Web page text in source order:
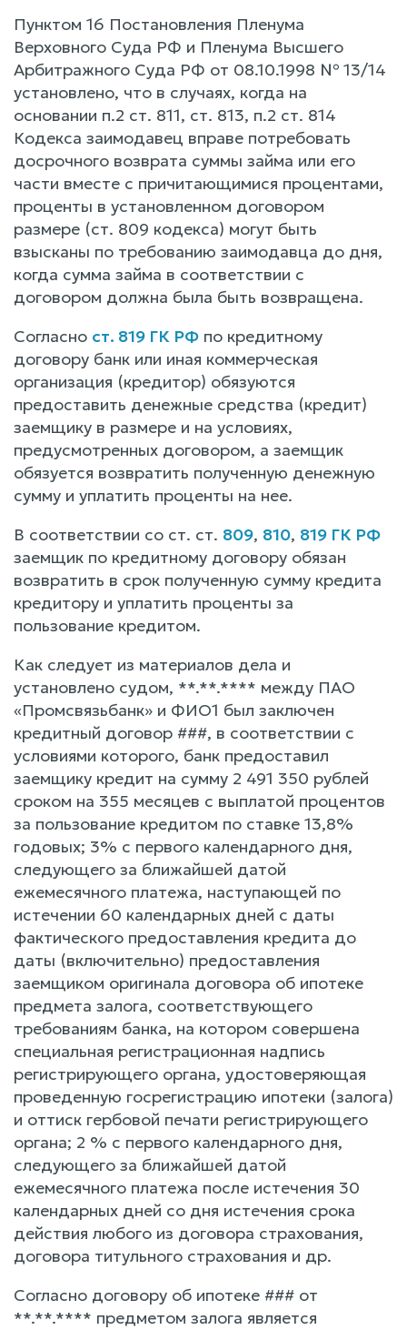
Пунктом 16 Постановления Пленума
Верховного Суда РФ и Пленума Высшего
Арбитражного Суда РФ от 08.10.1998 № 13/14
установлено, что в случаях, когда на
основании п.2 ст. 811, ст. 813, п.2 ст. 814
Кодекса заимодавец вправе потребовать
досрочного возврата суммы займа или его
части вместе с причитающимися процентами,
проценты в установленном договором
размере (ст. 809 кодекса) могут быть
взысканы по требованию заимодавца до дня,
когда сумма займа в соответствии с
договором должна была быть возвращена.
Согласно ст. 819 ГК РФ по кредитному
договору банк или иная коммерческая
организация (кредитор) обязуются
предоставить денежные средства (кредит)
заемщику в размере и на условиях,
предусмотренных договором, а заемщик
обязуется возвратить полученную денежную
сумму и уплатить проценты на нее.
В соответствии со ст. ст. 809, 810, 819 ГК РФ
заемщик по кредитному договору обязан
возвратить в срок полученную сумму кредита
кредитору и уплатить проценты за
пользование кредитом.
Как следует из материалов дела и
установлено судом, **.**.**** между ПАО
«Промсвязьбанк» и ФИО1 был заключен
кредитный договор ###, в соответствии с
условиями которого, банк предоставил
заемщику кредит на сумму 2 491 350 рублей
сроком на 355 месяцев с выплатой процентов
за пользование кредитом по ставке 13,8%
годовых; 3% с первого календарного дня,
следующего за ближайшей датой
ежемесячного платежа, наступающей по
истечении 60 календарных дней с даты
фактического предоставления кредита до
даты (включительно) предоставления
заемщиком оригинала договора об ипотеке
предмета залога, соответствующего
требованиям банка, на котором совершена
специальная регистрационная надпись
регистрирующего органа, удостоверяющая
проведенную госрегистрацию ипотеки (залога)
и оттиск гербовой печати регистрирующего
органа; 2 % с первого календарного дня,
следующего за ближайшей датой
ежемесячного платежа после истечения 30
календарных дней со дня истечения срока
действия любого из договора страхования,
договора титульного страхования и др.
Согласно договору об ипотеке ### от
**.**.**** предметом залога является